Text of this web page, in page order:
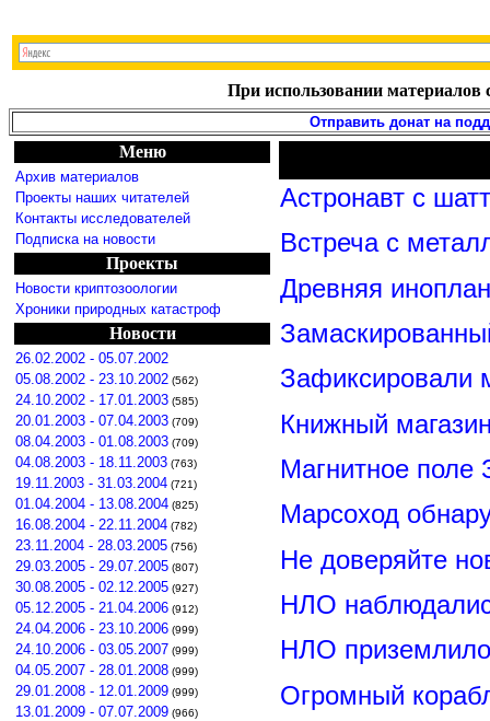
При использовании материалов
Отправить донат на
Меню
Архив материалов
Проекты наших читателей
Контакты исследователей
Подписка на новости
Проекты
Новости криптозоологии
Хроники природных катастроф
Новости
26.02.2002 - 05.07.2002
05.08.2002 - 23.10.2002 (562)
24.10.2002 - 17.01.2003 (585)
20.01.2003 - 07.04.2003 (709)
08.04.2003 - 01.08.2003 (709)
04.08.2003 - 18.11.2003 (763)
19.11.2003 - 31.03.2004 (721)
01.04.2004 - 13.08.2004 (825)
16.08.2004 - 22.11.2004 (782)
23.11.2004 - 28.03.2005 (756)
29.03.2005 - 29.07.2005 (807)
30.08.2005 - 02.12.2005 (927)
05.12.2005 - 21.04.2006 (912)
24.04.2006 - 23.10.2006 (999)
24.10.2006 - 03.05.2007 (999)
04.05.2007 - 28.01.2008 (999)
29.01.2008 - 12.01.2009 (999)
13.01.2009 - 07.07.2009 (966)
Астронавт с
Встреча с
Древняя
Зафиксировали
Книжный
Магнитное поле
Марсоход
Не доверяйте
НЛО
НЛО
Огромный